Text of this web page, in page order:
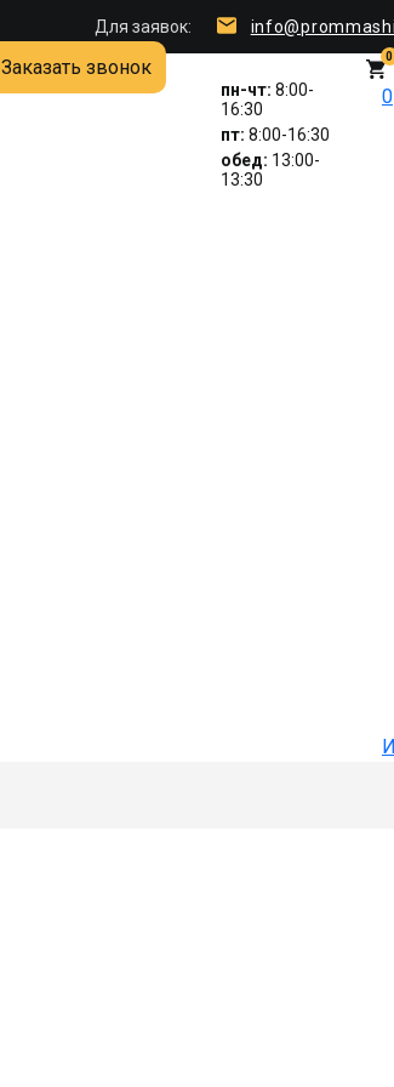
Для заявок:
Заказать звонок
пн-чт: 8:00-
16:30
пт: 8:00-16:30
обед: 13:00-
13:30
0
0